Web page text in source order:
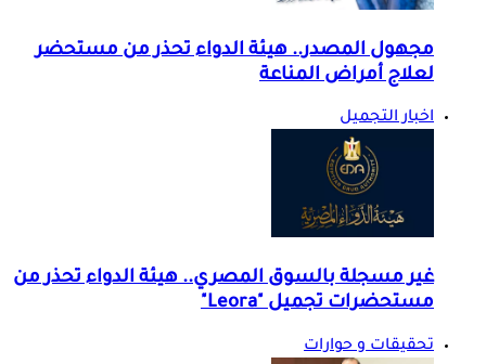
مجهول المصدر.. هيئة الدواء تحذر من مستحضر
لعلاج أمراض المناعة
اخبار التجميل
غير مسجلة بالسوق المصري.. هيئة الدواء تحذر من
مستحضرات تجميل "Leora"
تحقيقات و حوارات